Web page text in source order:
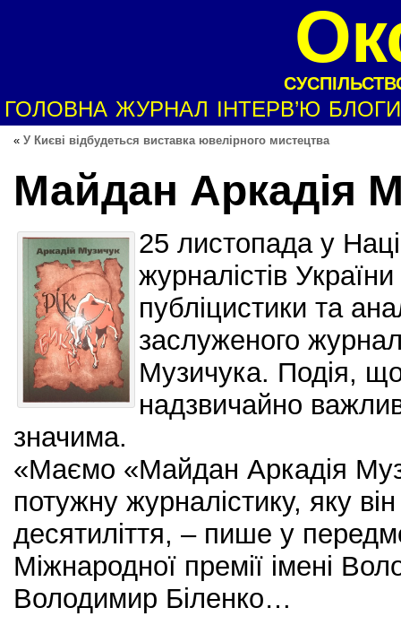
ГОЛОВНА ЖУРНАЛ ІНТЕРВ’Ю БЛОГИ
« У Києві відбудеться виставка ювелірного мистецтва
Майдан Аркадія
25 листопада у
журналістів
публіцистики та
заслуженого
Музичука. Подія,
надзвичайно
значима.
«Маємо «Майдан Аркадія
потужну журналістику, яку
десятиліття, – пише у
Міжнародної премії імені
Володимир Біленко…